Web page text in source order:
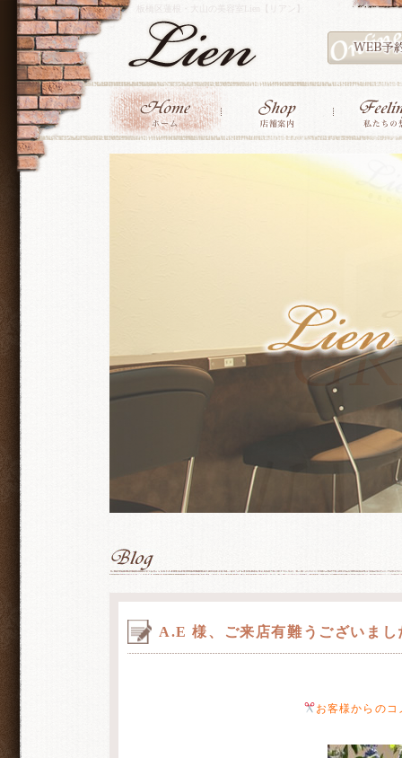
板橋区蓮根・大山の美容室Lien【リアン】
A.E 様、ご来店有難うございまし
お客様からの